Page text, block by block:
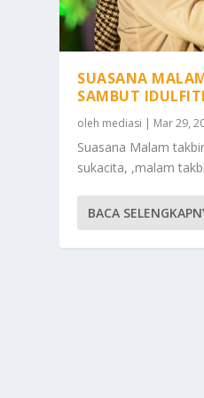
SUASANA
SAMBUT
oleh mediasi | Mar 29,
Suasana Malam
sukacita, ,malam
BACA